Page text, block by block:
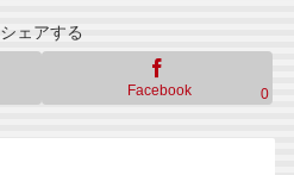
シェアする
Facebook 0